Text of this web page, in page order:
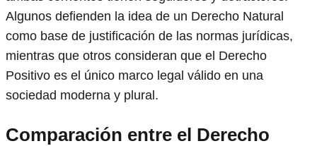
Algunos defienden la idea de un Derecho Natural
como base de justificación de las normas jurídicas,
mientras que otros consideran que el Derecho
Positivo es el único marco legal válido en una
sociedad moderna y plural.
Comparación entre el Derecho